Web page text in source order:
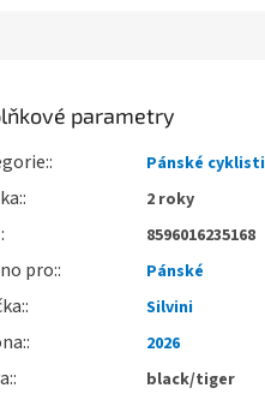
parametry
: Pánské
: 2 roky
8596016235168
pro: Pánské
: Silvini
: 2026
: black/tiger